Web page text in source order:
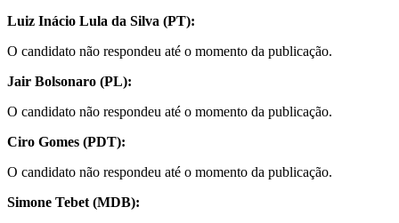
Luiz Inácio Lula da Silva (PT):
O candidato não respondeu até o momento da publicação.
Jair Bolsonaro (PL):
O candidato não respondeu até o momento da publicação.
Ciro Gomes (PDT):
O candidato não respondeu até o momento da publicação.
Simone Tebet (MDB):